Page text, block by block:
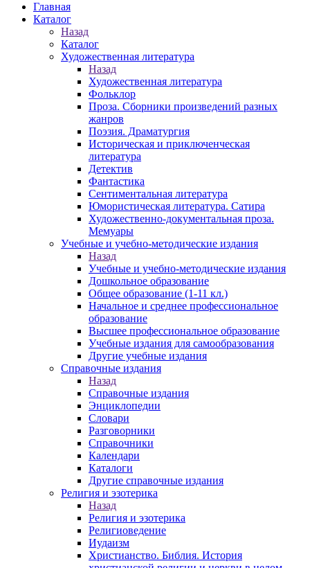
Главная
Каталог
Назад
Каталог
Художественная литература
Назад
Художественная литература
Фольклор
Проза. Сборники произведений разных
жанров
Поэзия. Драматургия
Историческая и приключенческая
литература
Детектив
Фантастика
Сентиментальная литература
Юмористическая литература. Сатира
Художественно-документальная проза.
Мемуары
Учебные и учебно-методические издания
Назад
Учебные и учебно-методические издания
Дошкольное образование
Общее образование (1-11 кл.)
Начальное и среднее профессиональное
образование
Высшее профессиональное образование
Учебные издания для самообразования
Другие учебные издания
Справочные издания
Назад
Справочные издания
Энциклопедии
Словари
Разговорники
Справочники
Календари
Каталоги
Другие справочные издания
Религия и эзотерика
Назад
Религия и эзотерика
Религиоведение
Иудаизм
Христианство. Библия. История